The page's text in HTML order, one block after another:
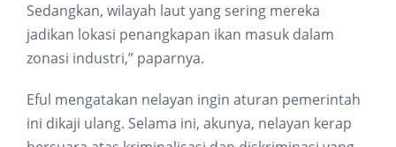
Sedangkan, wilayah laut yang sering mereka
jadikan lokasi penangkapan ikan masuk dalam
zonasi industri,” paparnya.
Eful mengatakan nelayan ingin aturan pemerintah
ini dikaji ulang. Selama ini, akunya, nelayan kerap